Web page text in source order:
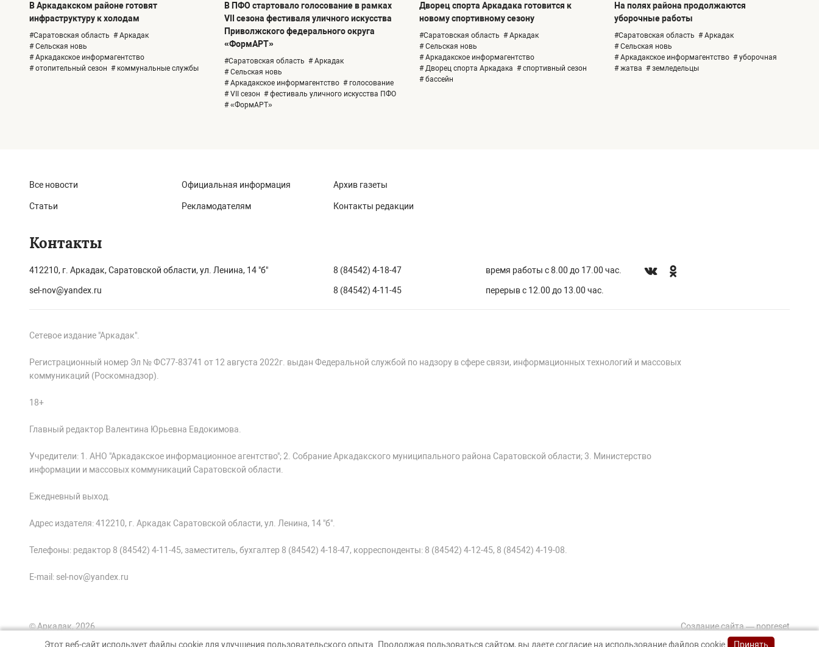
В Аркадакском районе готовят
инфраструктуру к холодам
#Саратовская область # Аркадак
# Сельская новь
# Аркадакское информагентство
# отопительный сезон # коммунальные службы
В ПФО стартовало голосование в рамках
VII сезона фестиваля уличного искусства
Приволжского федерального округа
«ФормАРТ»
#Саратовская область # Аркадак
# Сельская новь
# Аркадакское информагентство # голосование
# VII сезон # фестиваль уличного искусства ПФО
# «ФормАРТ»
Дворец спорта Аркадака готовится к
новому спортивному сезону
#Саратовская область # Аркадак
# Сельская новь
# Аркадакское информагентство
# Дворец спорта Аркадака # спортивный сезон
# бассейн
На полях района продолжаются
уборочные работы
#Саратовская область # Аркадак
# Сельская новь
# Аркадакское информагентство # уборочная
# жатва # земледельцы
Все новости
Статьи
Официальная информация
Рекламодателям
Архив газеты
Контакты редакции
Контакты
412210, г. Аркадак, Саратовской области, ул. Ленина, 14 "б"
sel-nov@yandex.ru
8 (84542) 4-18-47
8 (84542) 4-11-45
время работы с 8.00 до 17.00 час.
перерыв с 12.00 до 13.00 час.
Сетевое издание "Аркадак".
Регистрационный номер Эл № ФС77-83741 от 12 августа 2022г. выдан Федеральной службой по надзору в сфере связи, информационных технологий и массовых
коммуникаций (Роскомнадзор).
18+
Главный редактор Валентина Юрьевна Евдокимова.
Учредители: 1. АНО "Аркадакское информационное агентство"; 2. Собрание Аркадакского муниципального района Саратовской области; 3. Министерство
информации и массовых коммуникаций Саратовской области.
Ежедневный выход.
Адрес издателя: 412210, г. Аркадак Саратовской области, ул. Ленина, 14 "б".
Телефоны: редактор 8 (84542) 4-11-45, заместитель, бухгалтер 8 (84542) 4-18-47, корреспонденты: 8 (84542) 4-12-45, 8 (84542) 4-19-08.
E-mail: sel-nov@yandex.ru
© Аркадак, 2026
Создание сайта — nopreset
Этот веб-сайт использует файлы cookie для улучшения пользовательского опыта. Продолжая пользоваться сайтом, вы даете согласие на использование файлов cookie.
Принять